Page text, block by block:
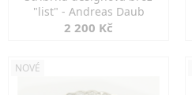
"list" - Andreas Daub
2 200 Kč
NOVÉ